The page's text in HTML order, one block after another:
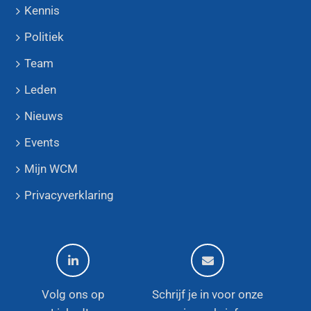
Kennis
Politiek
Team
Leden
Nieuws
Events
Mijn WCM
Privacyverklaring
Volg ons op
Schrijf je in voor onze